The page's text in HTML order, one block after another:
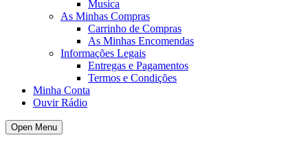
Musica
As Minhas Compras
Carrinho de Compras
As Minhas Encomendas
Informações Legais
Entregas e Pagamentos
Termos e Condições
Minha Conta
Ouvir Rádio
Open Menu